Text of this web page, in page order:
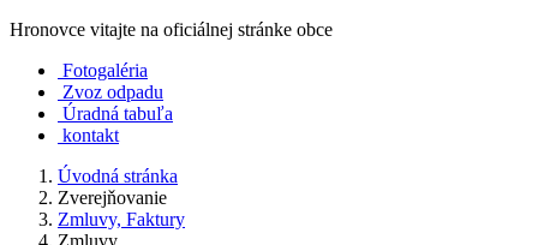
Hronovce vitajte na oficiálnej stránke obce
Fotogaléria
Zvoz odpadu
Úradná tabuľa
kontakt
Úvodná stránka
Zverejňovanie
Zmluvy, Faktury
Zmluvy